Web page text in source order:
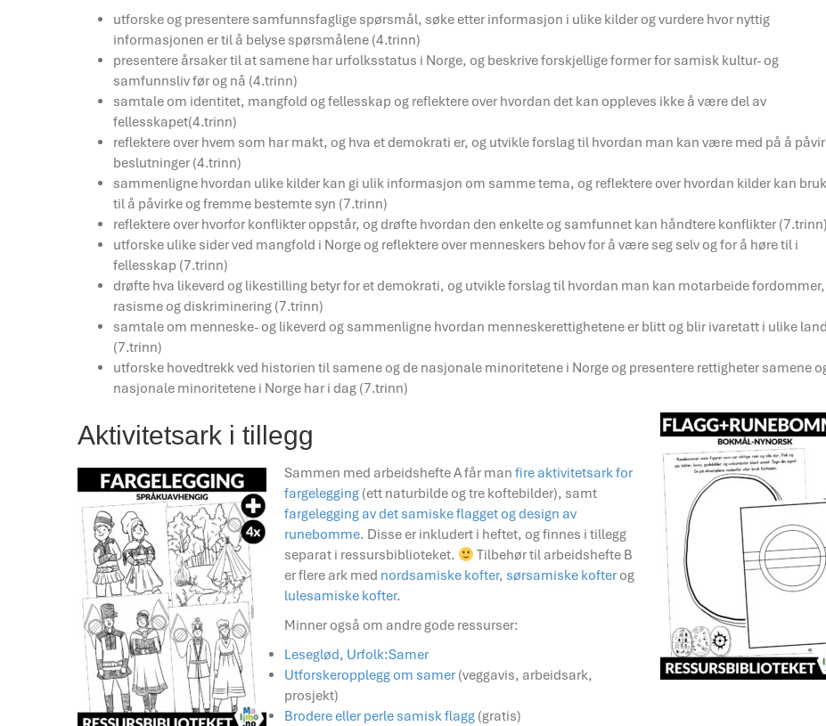
utforske og presentere samfunnsfaglige spørsmål, søke etter informasjon i ulike kilder og vurdere hvor nyttig
informasjonen er til å belyse spørsmålene (4.trinn)
presentere årsaker til at samene har urfolksstatus i Norge, og beskrive forskjellige former for samisk kultur- og
samfunnsliv før og nå (4.trinn)
samtale om identitet, mangfold og fellesskap og reflektere over hvordan det kan oppleves ikke å være del av
fellesskapet(4.trinn)
reflektere over hvem som har makt, og hva et demokrati er, og utvikle forslag til hvordan man kan være med på å
beslutninger (4.trinn)
sammenligne hvordan ulike kilder kan gi ulik informasjon om samme tema, og reflektere over hvordan kilder kan
til å påvirke og fremme bestemte syn (7.trinn)
reflektere over hvorfor konflikter oppstår, og drøfte hvordan den enkelte og samfunnet kan håndtere konflikter (7.trinn)
utforske ulike sider ved mangfold i Norge og reflektere over menneskers behov for å være seg selv og for å høre til i
fellesskap (7.trinn)
drøfte hva likeverd og likestilling betyr for et demokrati, og utvikle forslag til hvordan man kan motarbeide fordommer,
rasisme og diskriminering (7.trinn)
samtale om menneske- og likeverd og sammenligne hvordan menneskerettighetene er blitt og blir ivaretatt i ulike land
(7.trinn)
utforske hovedtrekk ved historien til samene og de nasjonale minoritetene i Norge og presentere rettigheter samene
nasjonale minoritetene i Norge har i dag (7.trinn)
Aktivitetsark i tillegg
Sammen med arbeidshefte A får manfire aktivitetsark for
fargelegging (ett naturbilde og tre koftebilder), samt
fargelegging av det samiske flagget og design av
runebomme. Disse er inkludert i heftet, og finnes i tillegg
separat i ressursbiblioteket.
Tilbehør til arbeidshefte B
er flere ark med nordsamiske kofter, sørsamiske kofter og
lulesamiske kofter.
Minner også om andre gode ressurser:
Leseglød, Urfolk:Samer
Utforskeropplegg om samer (veggavis, arbeidsark,
prosjekt)
Brodere eller perle samisk flagg (gratis)